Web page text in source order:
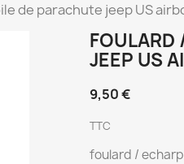
de parachute jeep US
FOULARD
JEEP US
9,50 €
TTC
foulard /